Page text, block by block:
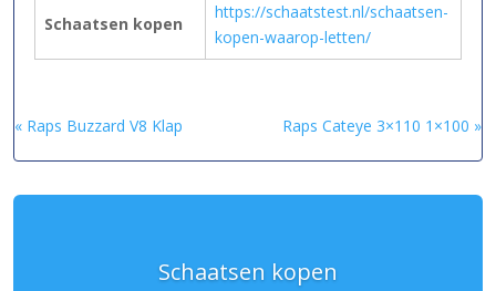
Schaatsen kopen
https://schaatstest.nl/schaatsen-
kopen-waarop-letten/
« Raps Buzzard V8 Klap Raps Cateye 3×110 1×100 »
Schaatsen kopen